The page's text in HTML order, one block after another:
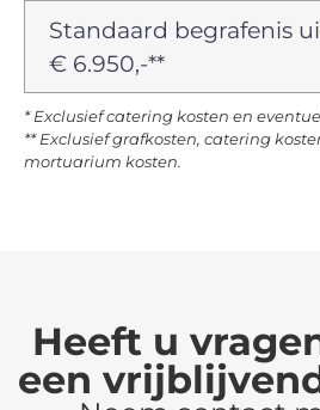
Standaard begrafenis
€ 6.950,-**
* Exclusief catering kosten en
** Exclusief grafkosten, catering
mortuarium kosten.
Heeft u
een